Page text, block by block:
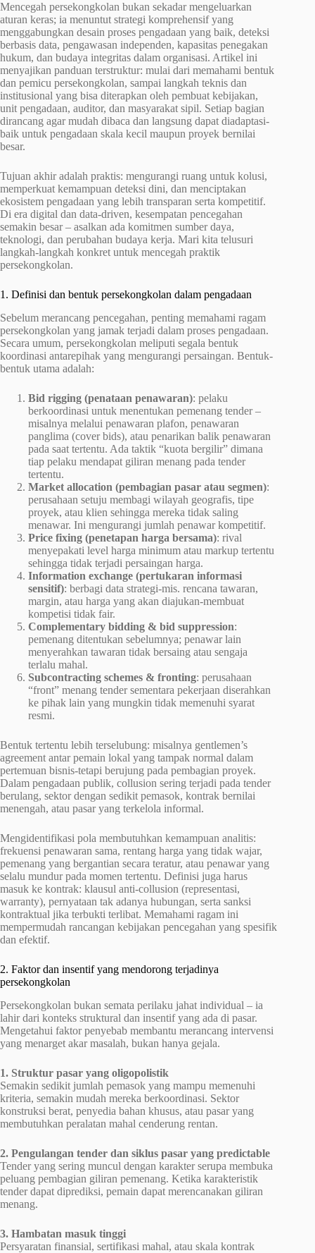
Mencegah persekongkolan bukan sekadar mengeluarkan
aturan keras; ia menuntut strategi komprehensif yang
menggabungkan desain proses pengadaan yang baik, deteksi
berbasis data, pengawasan independen, kapasitas penegakan
hukum, dan budaya integritas dalam organisasi. Artikel ini
menyajikan panduan terstruktur: mulai dari memahami bentuk
dan pemicu persekongkolan, sampai langkah teknis dan
institusional yang bisa diterapkan oleh pembuat kebijakan,
unit pengadaan, auditor, dan masyarakat sipil. Setiap bagian
dirancang agar mudah dibaca dan langsung dapat diadaptasi-
baik untuk pengadaan skala kecil maupun proyek bernilai
besar.
Tujuan akhir adalah praktis: mengurangi ruang untuk kolusi,
memperkuat kemampuan deteksi dini, dan menciptakan
ekosistem pengadaan yang lebih transparan serta kompetitif.
Di era digital dan data-driven, kesempatan pencegahan
semakin besar – asalkan ada komitmen sumber daya,
teknologi, dan perubahan budaya kerja. Mari kita telusuri
langkah-langkah konkret untuk mencegah praktik
persekongkolan.
1. Definisi dan bentuk persekongkolan dalam pengadaan
Sebelum merancang pencegahan, penting memahami ragam
persekongkolan yang jamak terjadi dalam proses pengadaan.
Secara umum, persekongkolan meliputi segala bentuk
koordinasi antarepihak yang mengurangi persaingan. Bentuk-
bentuk utama adalah:
Bid rigging (penataan penawaran): pelaku
berkoordinasi untuk menentukan pemenang tender –
misalnya melalui penawaran plafon, penawaran
panglima (cover bids), atau penarikan balik penawaran
pada saat tertentu. Ada taktik “kuota bergilir” dimana
tiap pelaku mendapat giliran menang pada tender
tertentu.
Market allocation (pembagian pasar atau segmen):
perusahaan setuju membagi wilayah geografis, tipe
proyek, atau klien sehingga mereka tidak saling
menawar. Ini mengurangi jumlah penawar kompetitif.
Price fixing (penetapan harga bersama): rival
menyepakati level harga minimum atau markup tertentu
sehingga tidak terjadi persaingan harga.
Information exchange (pertukaran informasi
sensitif): berbagi data strategi-mis. rencana tawaran,
margin, atau harga yang akan diajukan-membuat
kompetisi tidak fair.
Complementary bidding & bid suppression:
pemenang ditentukan sebelumnya; penawar lain
menyerahkan tawaran tidak bersaing atau sengaja
terlalu mahal.
Subcontracting schemes & fronting: perusahaan
“front” menang tender sementara pekerjaan diserahkan
ke pihak lain yang mungkin tidak memenuhi syarat
resmi.
Bentuk tertentu lebih terselubung: misalnya gentlemen’s
agreement antar pemain lokal yang tampak normal dalam
pertemuan bisnis-tetapi berujung pada pembagian proyek.
Dalam pengadaan publik, collusion sering terjadi pada tender
berulang, sektor dengan sedikit pemasok, kontrak bernilai
menengah, atau pasar yang terkelola informal.
Mengidentifikasi pola membutuhkan kemampuan analitis:
frekuensi penawaran sama, rentang harga yang tidak wajar,
pemenang yang bergantian secara teratur, atau penawar yang
selalu mundur pada momen tertentu. Definisi juga harus
masuk ke kontrak: klausul anti-collusion (representasi,
warranty), pernyataan tak adanya hubungan, serta sanksi
kontraktual jika terbukti terlibat. Memahami ragam ini
mempermudah rancangan kebijakan pencegahan yang spesifik
dan efektif.
2. Faktor dan insentif yang mendorong terjadinya
persekongkolan
Persekongkolan bukan semata perilaku jahat individual – ia
lahir dari konteks struktural dan insentif yang ada di pasar.
Mengetahui faktor penyebab membantu merancang intervensi
yang menarget akar masalah, bukan hanya gejala.
1. Struktur pasar yang oligopolistik
Semakin sedikit jumlah pemasok yang mampu memenuhi
kriteria, semakin mudah mereka berkoordinasi. Sektor
konstruksi berat, penyedia bahan khusus, atau pasar yang
membutuhkan peralatan mahal cenderung rentan.
2. Pengulangan tender dan siklus pasar yang predictable
Tender yang sering muncul dengan karakter serupa membuka
peluang pembagian giliran pemenang. Ketika karakteristik
tender dapat diprediksi, pemain dapat merencanakan giliran
menang.
3. Hambatan masuk tinggi
Persyaratan finansial, sertifikasi mahal, atau skala kontrak